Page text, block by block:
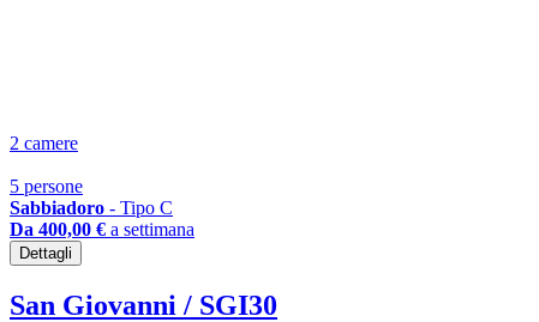
2 camere
5 persone
Sabbiadoro - Tipo C
Da 400,00 € a settimana
Dettagli
San Giovanni / SGI30